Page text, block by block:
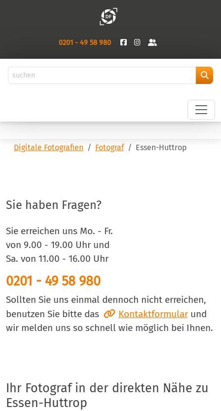
0201 - 49 58 980
Digitale Fotografien Fotograf Essen-Huttrop
Sie haben Fragen?
Sie erreichen uns Mo. - Fr.
von 9.00 - 19.00 Uhr und
Sa. von 11.00 - 16.00 Uhr
0201 - 49 58 980
Sollten Sie uns einmal dennoch nicht erreichen,
benutzen Sie bitte das
Kontaktformularund
wir melden uns so schnell wie möglich bei Ihnen.
Ihr Fotograf in der direkten Nähe zu
Essen-Huttrop